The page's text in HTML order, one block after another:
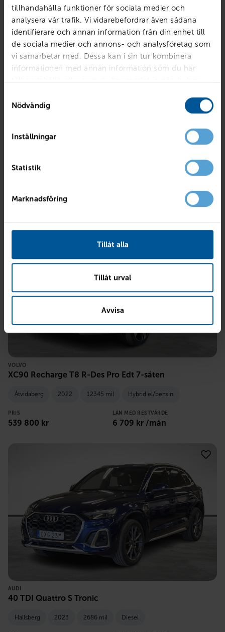
tillhandahålla funktioner för sociala medier och
analysera vår trafik. Vi vidarebefordrar även sådana
identifierare och annan information från din enhet till
de sociala medier och annons- och analysföretag som
vi samarbetar med. Dessa kan i sin tur kombinera
informationen med annan information som du har
tillhandahållit eller som de har samlat in när du har
Nödvändig
Inställningar
Statistik
Marknadsföring
Tillåt alla
Tillåt urval
Avvisa
Linköping
569 900kr
VOLVO
XC90 Recharge T8 R-Des Pro Edt 7-säten
Åtvidaberg 2022 12345 mil Hybrid el/bensin
PRIS
539 800 kr
LÅN MED RESTVÄRDE
6 709 kr /mån
AUDI
40 TDI Quattro S Tronic
Hallsberg 2023 2686 mil Diesel